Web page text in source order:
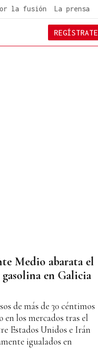
la fusión La prensa
REGÍSTRATE
Medio abarata el
en Galicia
de más de 30 céntimos
en los mercados tras el
Estados Unidos e Irán
igualados en